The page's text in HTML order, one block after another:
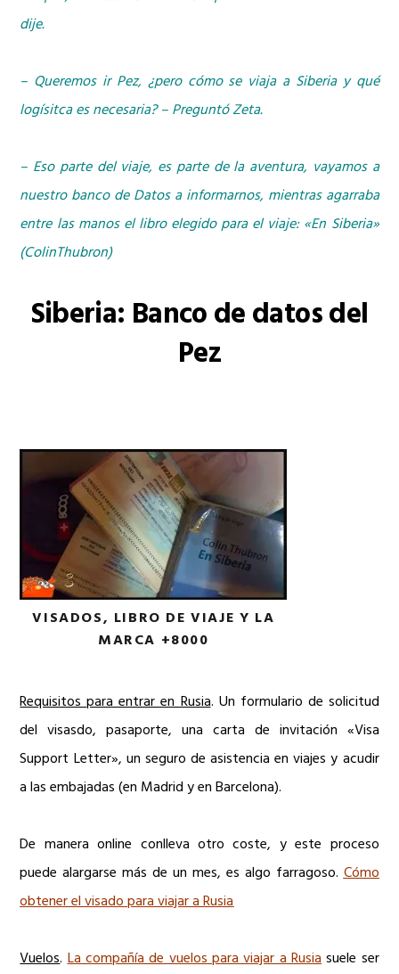
dije.
– Queremos ir Pez, ¿pero cómo se viaja a Siberia y qué
logísitca es necesaria? – Preguntó Zeta.
– Eso parte del viaje, es parte de la aventura, vayamos a
nuestro banco de Datos a informarnos, mientras agarraba
entre las manos el libro elegido para el viaje: «En Siberia»
(ColinThubron)
Siberia: Banco de datos del
Pez
VISADOS, LIBRO DE VIAJE Y LA
MARCA +8000
Requisitos para entrar en Rusia. Un formulario de solicitud
del visasdo, pasaporte, una carta de invitación «Visa
Support Letter», un seguro de asistencia en viajes y acudir
a las embajadas (en Madrid y en Barcelona).
De manera online conlleva otro coste, y este proceso
puede alargarse más de un mes, es algo farragoso.Cómo
obtener el visado para viajar a Rusia
Vuelos.La compañía de vuelos para viajar a Rusiasuele ser